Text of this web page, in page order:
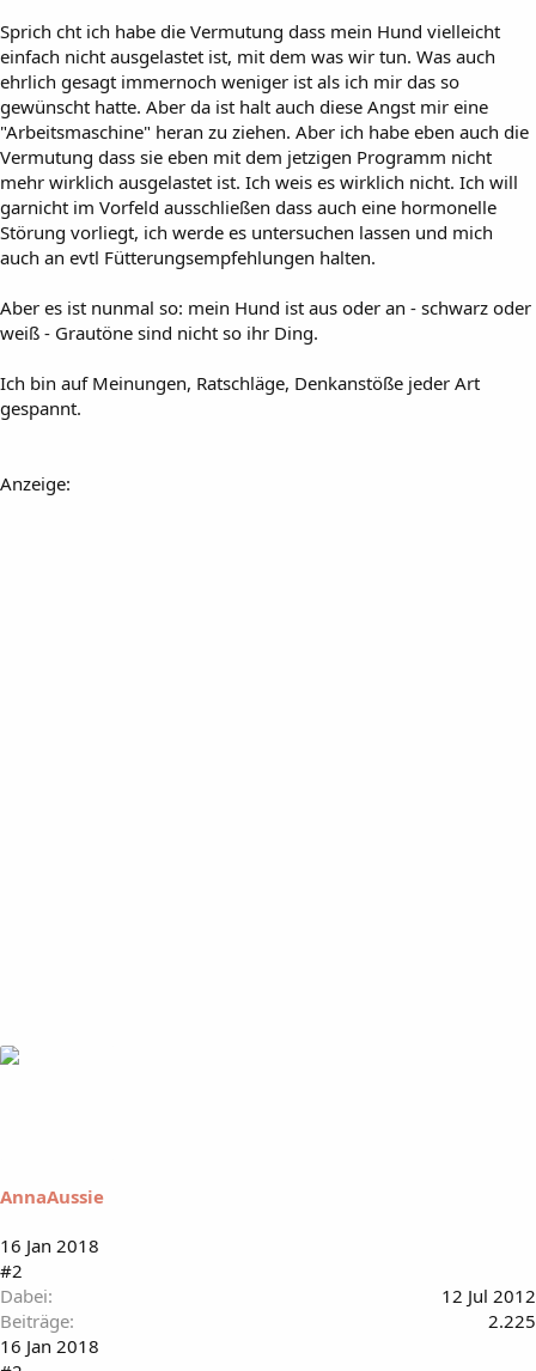
Sprich cht ich habe die Vermutung dass mein Hund vielleicht
einfach nicht ausgelastet ist, mit dem was wir tun. Was auch
ehrlich gesagt immernoch weniger ist als ich mir das so
gewünscht hatte. Aber da ist halt auch diese Angst mir eine
"Arbeitsmaschine" heran zu ziehen. Aber ich habe eben auch die
Vermutung dass sie eben mit dem jetzigen Programm nicht
mehr wirklich ausgelastet ist. Ich weis es wirklich nicht. Ich will
garnicht im Vorfeld ausschließen dass auch eine hormonelle
Störung vorliegt, ich werde es untersuchen lassen und mich
auch an evtl Fütterungsempfehlungen halten.
Aber es ist nunmal so: mein Hund ist aus oder an - schwarz oder
weiß - Grautöne sind nicht so ihr Ding.
Ich bin auf Meinungen, Ratschläge, Denkanstöße jeder Art
gespannt.
Anzeige:
AnnaAussie
16 Jan 2018
#2
Dabei
12 Jul 2012
Beiträge
2.225
16 Jan 2018